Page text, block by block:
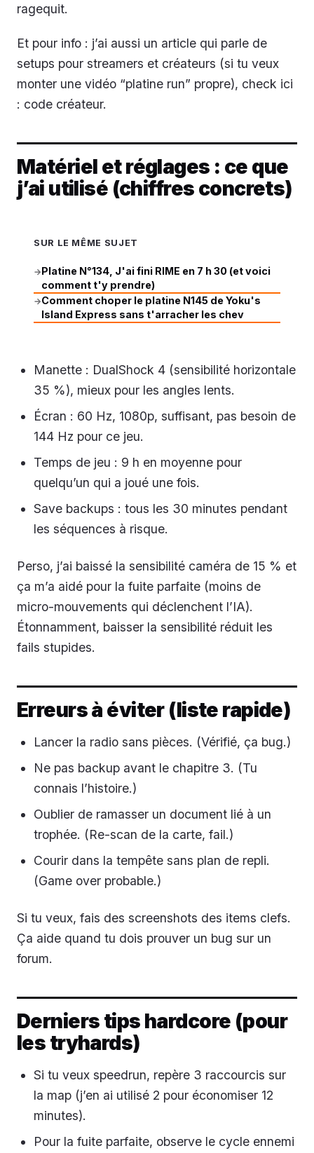
ragequit.
Et pour info : j’ai aussi un article qui parle de
setups pour streamers et créateurs (si tu veux
monter une vidéo “platine run” propre), check ici
: code créateur.
Matériel et réglages : ce que
j’ai utilisé (chiffres concrets)
SUR LE MÊME SUJET
→Platine N°134, J'ai fini RIME en 7 h 30 (et voici
comment t'y prendre)
→Comment choper le platine N145 de Yoku's
Island Express sans t'arracher les chev
Manette : DualShock 4 (sensibilité horizontale
35 %), mieux pour les angles lents.
Écran : 60 Hz, 1080p, suffisant, pas besoin de
144 Hz pour ce jeu.
Temps de jeu : 9 h en moyenne pour
quelqu’un qui a joué une fois.
Save backups : tous les 30 minutes pendant
les séquences à risque.
Perso, j’ai baissé la sensibilité caméra de 15 % et
ça m’a aidé pour la fuite parfaite (moins de
micro-mouvements qui déclenchent l’IA).
Étonnamment, baisser la sensibilité réduit les
fails stupides.
Erreurs à éviter (liste rapide)
Lancer la radio sans pièces. (Vérifié, ça bug.)
Ne pas backup avant le chapitre 3. (Tu
connais l’histoire.)
Oublier de ramasser un document lié à un
trophée. (Re-scan de la carte, fail.)
Courir dans la tempête sans plan de repli.
(Game over probable.)
Si tu veux, fais des screenshots des items clefs.
Ça aide quand tu dois prouver un bug sur un
forum.
Derniers tips hardcore (pour
les tryhards)
Si tu veux speedrun, repère 3 raccourcis sur
la map (j’en ai utilisé 2 pour économiser 12
minutes).
Pour la fuite parfaite, observe le cycle ennemi